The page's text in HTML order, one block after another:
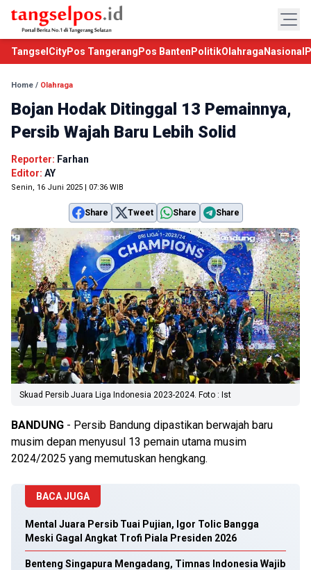
TangselCityPos Tangerang Pos Banten PolitikOlahraga Nasional
Home / Olahraga
Bojan Hodak Ditinggal 13 Pemainnya,
Persib Wajah Baru Lebih Solid
Reporter: Farhan
Editor: AY
Senin, 16 Juni 2025 | 07:36 WIB
Share Tweet Share Share
Skuad Persib Juara Liga Indonesia 2023-2024. Foto : Ist
BANDUNG - Persib Bandung dipastikan berwajah baru
musim depan menyusul 13 pemain utama musim
2024/2025 yang memutuskan hengkang.
BACA JUGA
Mental Juara Persib Tuai Pujian, Igor Tolic Bangga
Meski Gagal Angkat Trofi Piala Presiden 2026
Benteng Singapura Mengadang, Timnas Indonesia Wajib